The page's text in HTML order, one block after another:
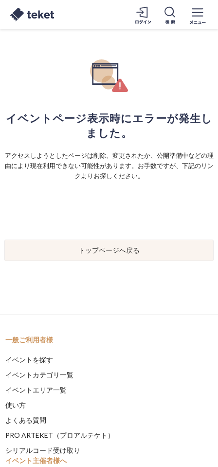
イベントページ表示時にエラーが発生し
ました。
アクセスしようとしたページは削除、変更されたか、公開準備中などの理
由により現在利用できない可能性があります。お手数ですが、下記のリン
クよりお探しください。
トップページへ戻る
一般ご利用者様
イベントを探す
イベントカテゴリ一覧
イベントエリア一覧
使い方
よくある質問
PRO ARTEKET（プロアルテケト）
シリアルコード受け取り
イベント主催者様へ